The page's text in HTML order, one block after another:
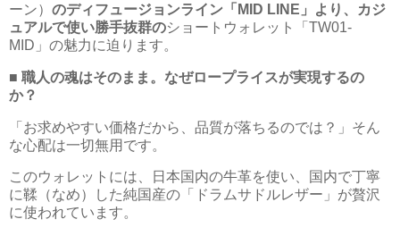
ーン） のディフュージョンライン「MID LINE」より、カジ
ュアルで使い勝手抜群のショートウォレット「TW01-
MID」の魅力に迫ります。
■ 職人の魂はそのまま。なぜロープライスが実現するの
か？
「お求めやすい価格だから、品質が落ちるのでは？」そん
な心配は一切無用です。
このウォレットには、日本国内の牛革を使い、国内で丁寧
に鞣（なめ）した純国産の「ドラムサドルレザー」が贅沢
に使われています。